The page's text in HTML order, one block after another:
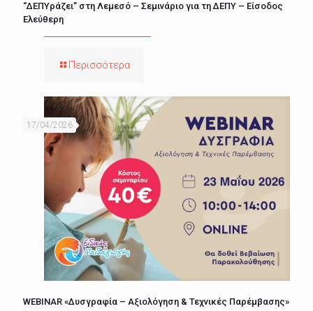
“ΔΕΠΥράζει” στη Λεμεσό – Σεμινάριο για τη ΔΕΠΥ – Είσοδος
Ελεύθερη
Περισσότερα
17/04/2026
WEBINAR «Δυσγραφία – Αξιολόγηση & Τεχνικές Παρέμβασης»